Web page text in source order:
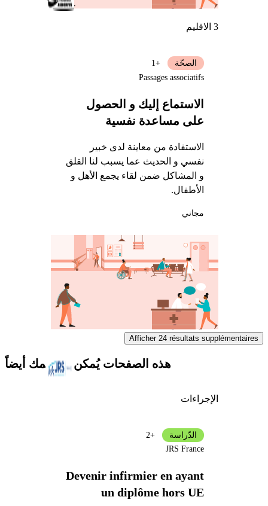
3 الاقليم
الاستماع إليك و الحصول
على مساعدة نفسية
الاستفادة من معاينة لدى خبير
نفسي و الحديث عما يسبب لنا القلق
و المشاكل ضمن لقاء يجمع الأهل و
الأطفال.
الصحّة
+1
Passages associatifs
مجاني
Afficher 24 résultats supplémentaires
هذه الصفحات يُمكن أن تهمك أيضاً
الإجراءات
Devenir infirmier en ayant
un diplôme hors UE
الدّراسة
+2
JRS France